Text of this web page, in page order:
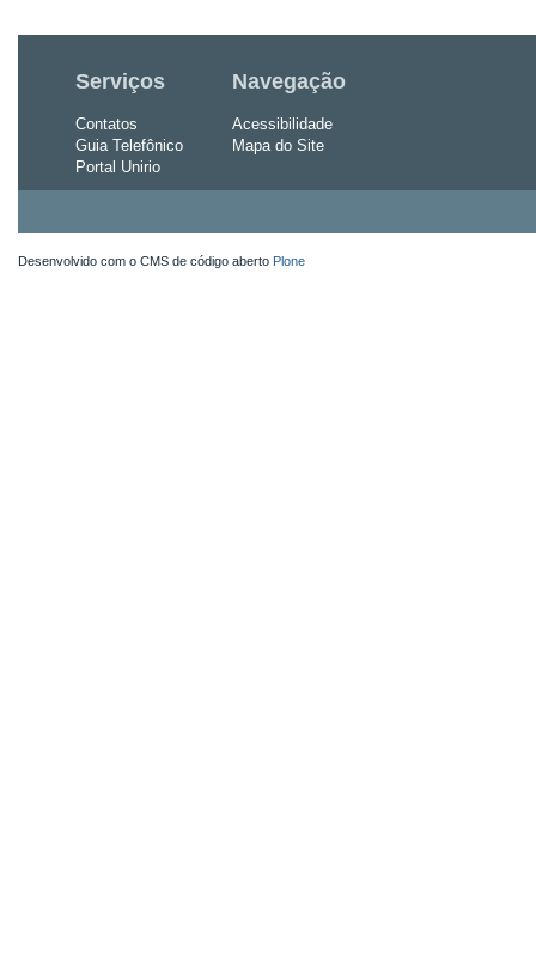
Serviços
Contatos
Guia Telefônico
Portal Unirio
Navegação
Acessibilidade
Mapa do Site
Desenvolvido com o CMS de código aberto Plone